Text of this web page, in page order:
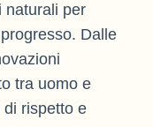
naturali per
Dalle
tra uomo e
rispetto e